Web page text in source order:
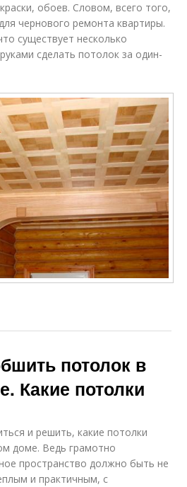
обоев. Словом, всего того,
чернового ремонта квартиры.
существует несколько
сделать потолок за один-
потолок в
Какие потолки
и решить, какие потолки
доме. Ведь грамотно
пространство должно быть не
и практичным, с